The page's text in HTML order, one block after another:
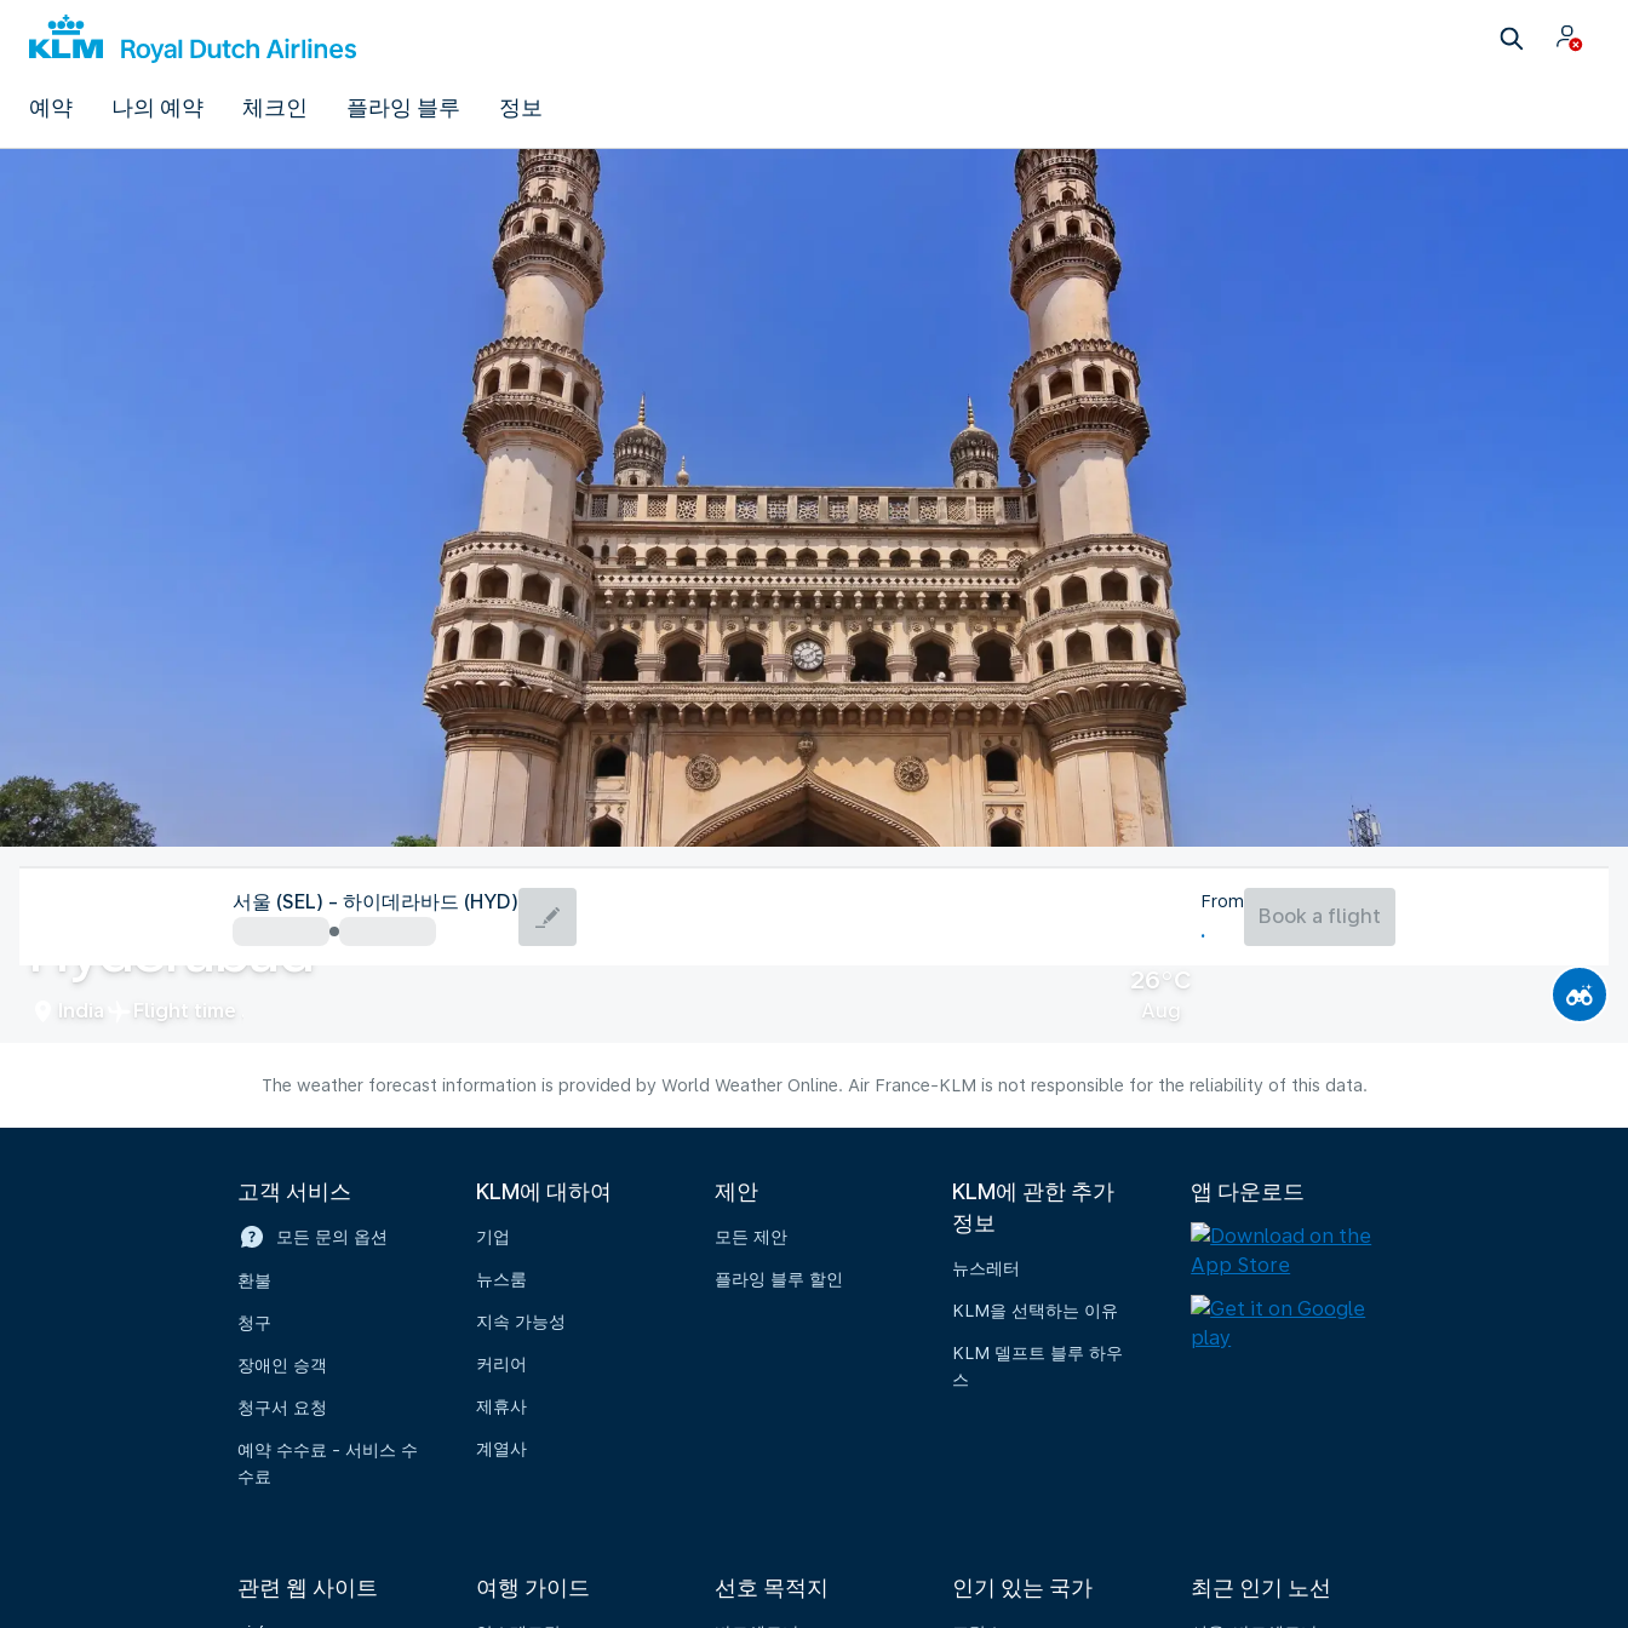
예약 나의 예약 체크인 플라잉 블루 정보
Hyderabad
India Flight time
26°C
Aug
서울 (SEL) - 하이데라바드 (HYD) From
Book a flight
The weather forecast information is provided by World Weather Online. Air France-KLM is not responsible for the reliability of this data.
고객 서비스
모든 문의 옵션
환불
청구
장애인 승객
청구서 요청
예약 수수료 - 서비스 수
수료
KLM에 대하여
기업
뉴스룸
지속 가능성
커리어
제휴사
계열사
제안
모든 제안
플라잉 블루 할인
KLM에 관한 추가
정보
뉴스레터
KLM을 선택하는 이유
KLM 델프트 블루 하우
스
앱 다운로드
관련 웹 사이트 여행 가이드 선호 목적지 인기 있는 국가 최근 인기 노선